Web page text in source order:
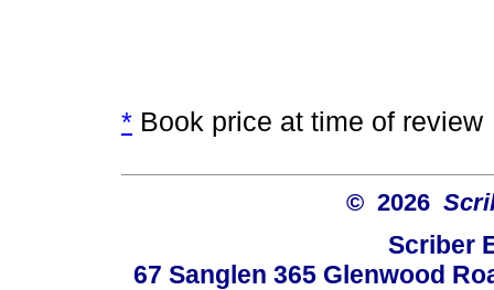
* Book price at time of review
© 2026
Scriber
67 Sanglen 365 Glenwood